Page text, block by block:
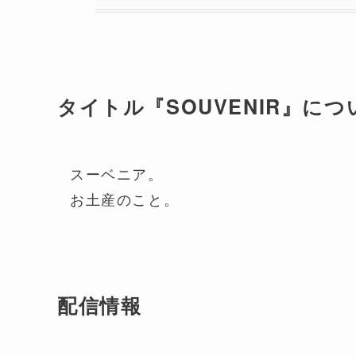
タイトル『SOUVENIR』につ
スーベニア。
お土産のこと。
配信情報